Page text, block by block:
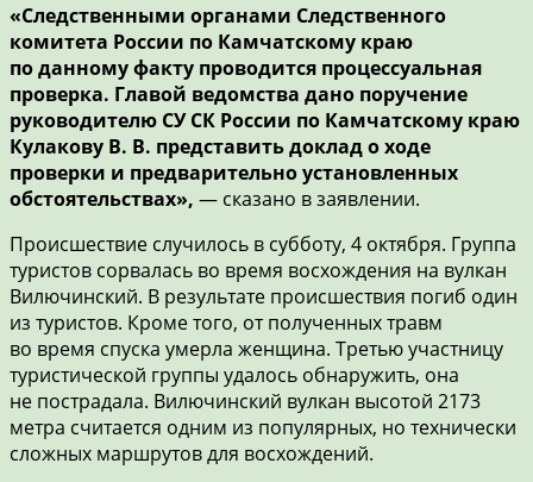
«Следственными органами Следственного
комитета России по Камчатскому краю
по данному факту проводится процессуальная
проверка. Главой ведомства дано поручение
руководителю СУ СК России по Камчатскому краю
Кулакову В. В. представить доклад о ходе
проверки и предварительно установленных
обстоятельствах», — сказано в заявлении.
Происшествие случилось в субботу, 4 октября. Группа
туристов сорвалась во время восхождения на вулкан
Вилючинский. В результате происшествия погиб один
из туристов. Кроме того, от полученных травм
во время спуска умерла женщина. Третью участницу
туристической группы удалось обнаружить, она
не пострадала. Вилючинский вулкан высотой 2173
метра считается одним из популярных, но технически
сложных маршрутов для восхождений.